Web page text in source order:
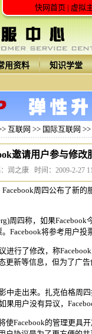
快网首页| 虚拟
用资料
知识学堂
互联网 >> 国际互联网
邀请用户参与修改
润之康 时间：2009-2-27
周四公布了新的
周四称，如果Facebook
Facebook将参考用户
行了修改，称
新等信息，但为了广
走出来。扎克伯格周
果用户没有异议，
的管理更具开